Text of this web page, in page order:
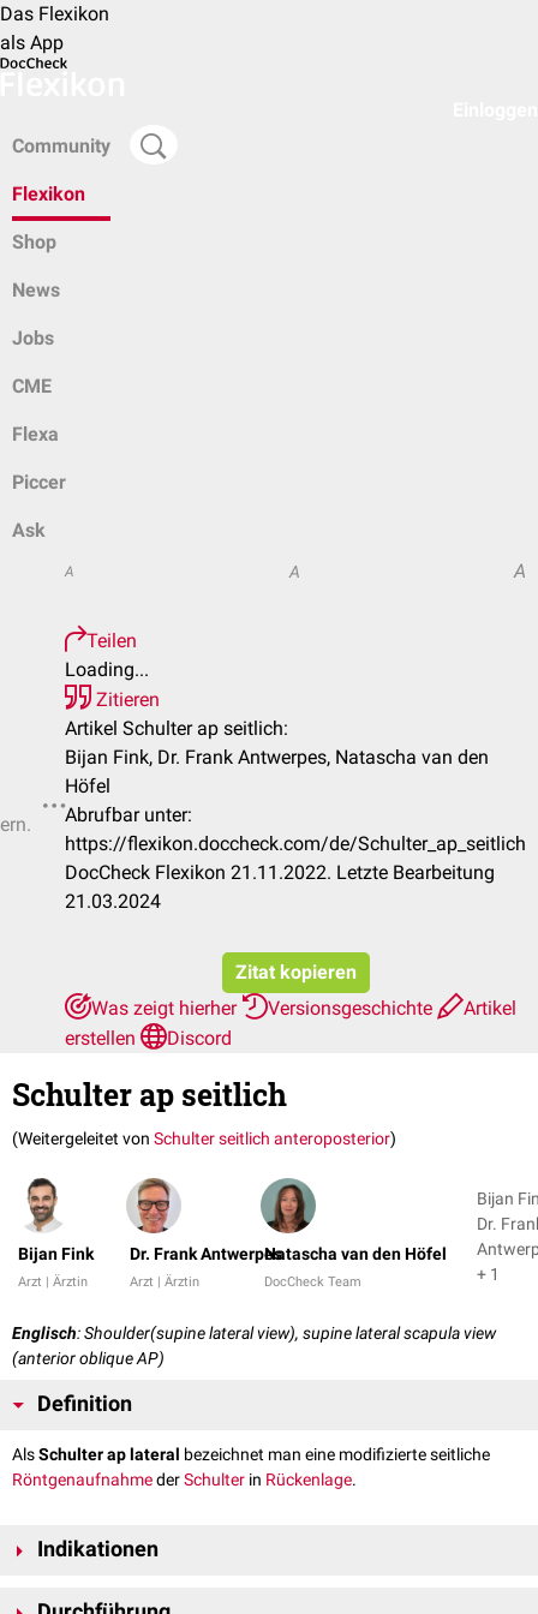
Das Flexikon
als App
Community
Flexikon
Shop
News
Jobs
CME
Flexa
Piccer
Ask
A A A
Teilen
Loading...
Zitieren
Artikel Schulter ap seitlich:
Bijan Fink, Dr. Frank Antwerpes, Natascha van den
Höfel
Abrufbar unter:
https://flexikon.doccheck.com/de/Schulter_ap_seitlich
DocCheck Flexikon 21.11.2022. Letzte Bearbeitung
21.03.2024
Zitat kopieren
Was zeigt hierher
Versionsgeschichte
Artikel
erstellen
Discord
Schulter ap seitlich
(Weitergeleitet von Schulter seitlich anteroposterior)
Bijan Fink
Arzt | Ärztin
Dr. Frank Antwerpes
Arzt | Ärztin
Natascha van den Höfel
DocCheck Team
Bijan
Dr.
+ 1
Englisch: Shoulder(supine lateral view), supine lateral scapula view
(anterior oblique AP)
Definition
AlsSchulter ap lateral bezeichnet man eine modifizierte seitliche
RöntgenaufnahmederSchulter in Rückenlage.
Indikationen